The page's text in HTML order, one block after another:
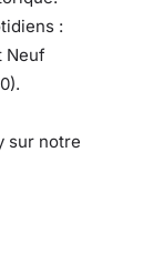
:
Neuf
sur notre